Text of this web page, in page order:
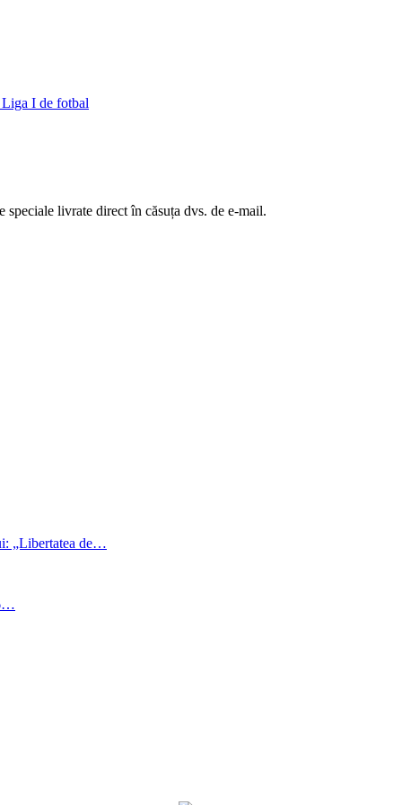
I de fotbal
livrate direct în căsuța dvs. de e-mail.
„Libertatea de…
24 %